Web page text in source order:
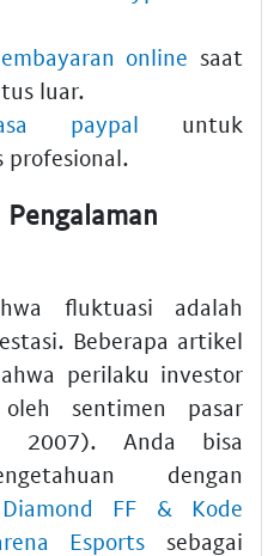
online saat
luar.
paypal untuk
profesional.
fluktuasi adalah
Beberapa artikel
perilaku investor
sentimen pasar
2007). Anda bisa
dengan
FF & Kode
Esports sebagai